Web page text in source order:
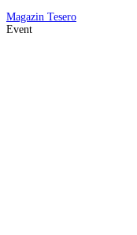
Magazin Tesero
Event